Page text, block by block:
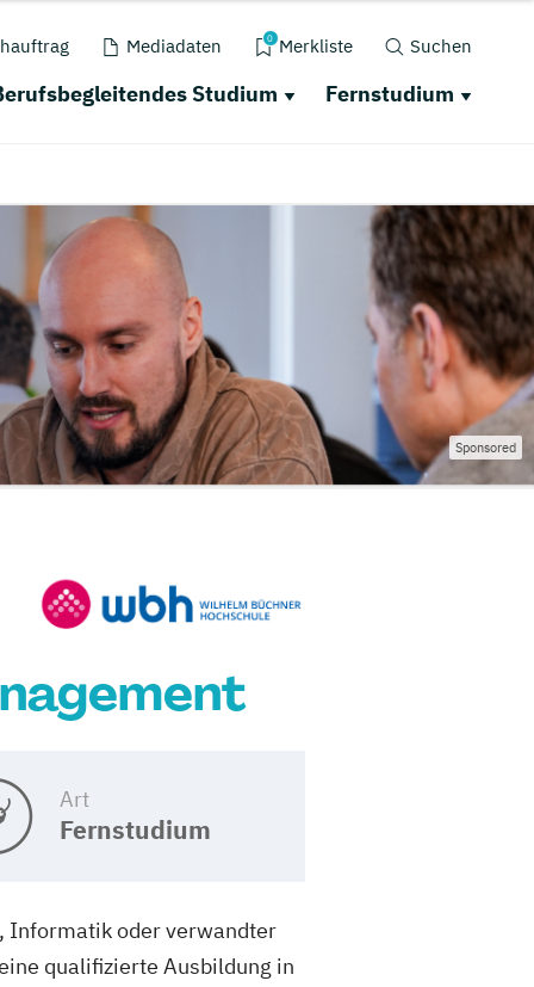
Mediadaten 0 Merkliste Suchen
Studium Fernstudium
Sponsored
Art
Fernstudium
Informatik oder verwandter
qualifizierte Ausbildung in